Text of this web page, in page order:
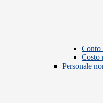
Conto
Costo
Personale